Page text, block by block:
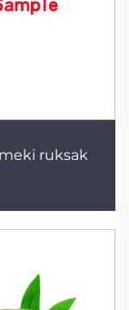
ruksak